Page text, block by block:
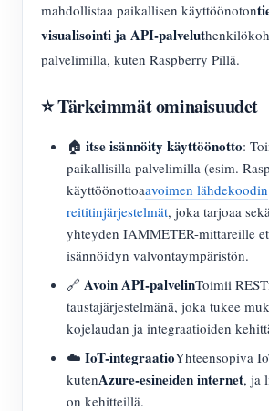
mahdollistaa paikallisen käyttöönoton
visualisointi ja API-palvelut
palvelimilla, kuten Raspberry Pillä.
⭐ Tärkeimmät ominaisuudet
🏠 itse isännöity käyttöönotto:
paikallisilla palvelimilla (esim.
käyttöönottoaavoimen lähdekoodin
reititinjärjestelmät, joka tarjoaa
yhteyden IAMMETER-mittareille
isännöidyn valvontaympäristön.
🔗 Avoin API-palvelinToimii
taustajärjestelmänä, joka tukee
kojelaudan ja integraatioiden
☁️ IoT-integraatioYhteensopiva
kutenAzure-esineiden internet, ja
on kehitteillä.